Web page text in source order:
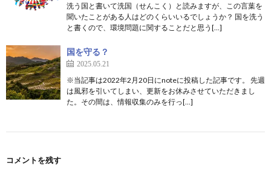
洗う国と書いて洗国（せんこく）と読みますが、この言葉を
聞いたことがある人はどのくらいいるでしょうか？ 国を洗う
と書くので、環境問題に関することだと思う[…]
国を守る？
2025.05.21
※当記事は2022年2月20日にnoteに投稿した記事です。 先週
は風邪を引いてしまい、更新をお休みさせていただきまし
た。その間は、情報収集のみを行っ[…]
コメントを残す